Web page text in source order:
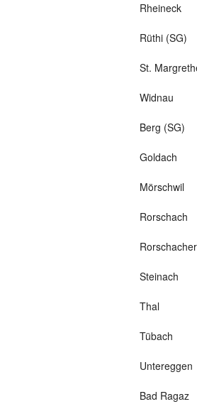
Rheineck
Rüthi (SG)
St.
Widnau
Berg (SG)
Goldach
Mörschwil
Rorschach
Steinach
Thal
Tübach
Untereggen
Bad Ragaz